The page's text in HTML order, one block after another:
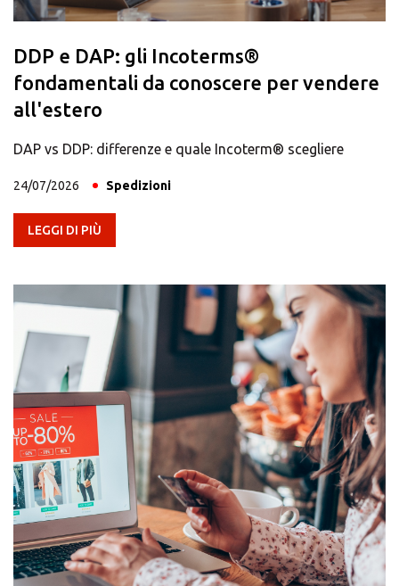
DDP e DAP: gli Incoterms®
fondamentali da conoscere per vendere
all'estero
DAP vs DDP: differenze e quale Incoterm® scegliere
24/07/2026 Spedizioni
LEGGI DI PIÙ